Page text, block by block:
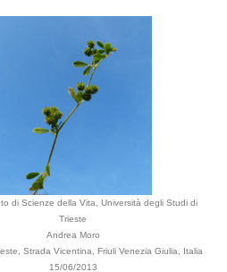
di Scienze della Vita, Università degli Studi di
Trieste
Andrea Moro
Strada Vicentina, Friuli Venezia Giulia, Italia
15/06/2013